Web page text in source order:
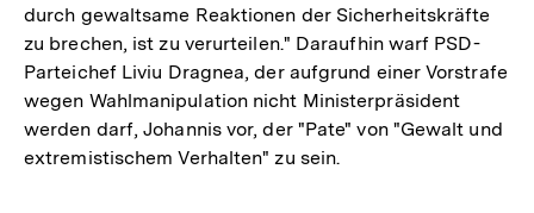
durch gewaltsame Reaktionen der Sicherheitskräfte
zu brechen, ist zu verurteilen." Daraufhin warf PSD-
Parteichef Liviu Dragnea, der aufgrund einer Vorstrafe
wegen Wahlmanipulation nicht Ministerpräsident
werden darf, Johannis vor, der "Pate" von "Gewalt und
extremistischem Verhalten" zu sein.